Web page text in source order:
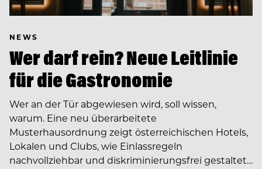
NEWS
Wer darf rein? Neue Leitlinie
für die Gastronomie
Wer an der Tür abgewiesen wird, soll wissen,
warum. Eine neu überarbeitete
Musterhausordnung zeigt österreichischen Hotels,
Lokalen und Clubs, wie Einlassregeln
nachvollziehbar und diskriminierungsfrei gestaltet…